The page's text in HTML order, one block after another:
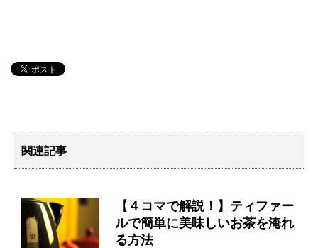
関連記事
【４コマで解説！】ティファー
ルで簡単に美味しいお茶を淹れ
る方法